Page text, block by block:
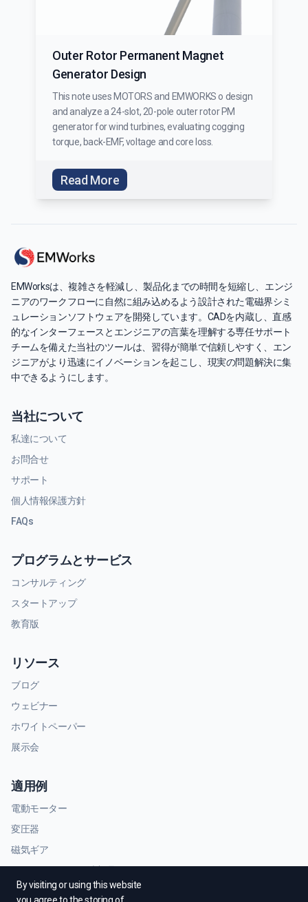
Outer Rotor Permanent Magnet
Generator Design
This note uses MOTORS and EMWORKS o design
and analyze a 24-slot, 20-pole outer rotor PM
generator for wind turbines, evaluating cogging
torque, back-EMF, voltage and core loss.
Read More
By visiting or using this website
EMWorksは、複雑さを軽減し、製品化までの時間を短縮し、エンジ
ニアのワークフローに自然に組み込めるよう設計された電磁界シミ
ュレーションソフトウェアを開発しています。CADを内蔵し、直感
的なインターフェースとエンジニアの言葉を理解する専任サポート
チームを備えた当社のツールは、習得が簡単で信頼しやすく、エン
ジニアがより迅速にイノベーションを起こし、現実の問題解決に集
中できるようにします。
当社について
私達について
お問合せ
サポート
個人情報保護方針
FAQs
プログラムとサービス
コンサルティング
スタートアップ
教育版
リソース
ブログ
ウェビナー
ホワイトペーパー
展示会
適用例
電動モーター
変圧器
磁気ギア